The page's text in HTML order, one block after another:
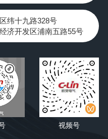
纬十九路328号
济开发区浦南五路55号
视频号